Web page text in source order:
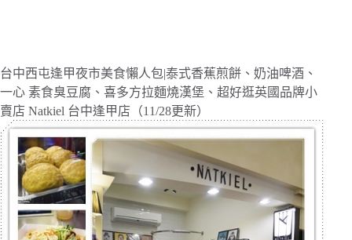
台中西屯逢甲夜市美食懶人包|泰式香蕉煎餅、奶油啤酒、
一心 素食臭豆腐、喜多方拉麵燒漢堡、超好逛英國品牌小
賣店 Natkiel 台中逢甲店（11/28更新）